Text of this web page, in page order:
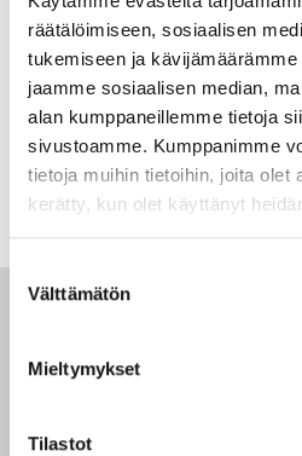
räätälöimiseen, sosiaalisen
tukemiseen ja
jaamme sosiaalisen median,
alan kumppaneillemme tietoja
sivustoamme. Kumppanimme
tietoja muihin tietoihin, joita olet
kerätty, kun olet käyttänyt
valinta
Välttämätön
Mieltymykset
Tilastot
Salasanan palautus